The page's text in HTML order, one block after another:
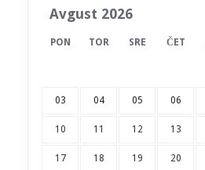
Avgust 2026
PON TOR SRE ČET
03 04 05 06
10 11 12 13
17 18 19 20